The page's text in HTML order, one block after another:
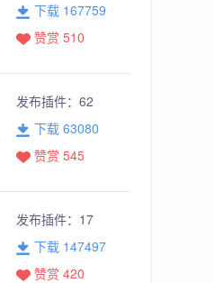
下载 167759
赞赏 510
发布插件： 62
下载 63080
赞赏 545
发布插件： 17
下载 147497
赞赏 420